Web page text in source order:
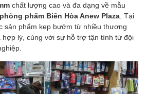
chất lượng cao và đa dạng về mẫu
phẩm Biên Hòa Anew Plaza . Tại
sản phẩm kẹp bướm từ nhiều thương
hợp lý, cùng với sự hỗ trợ tận tình từ đội